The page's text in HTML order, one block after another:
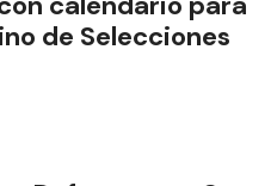
de Selecciones